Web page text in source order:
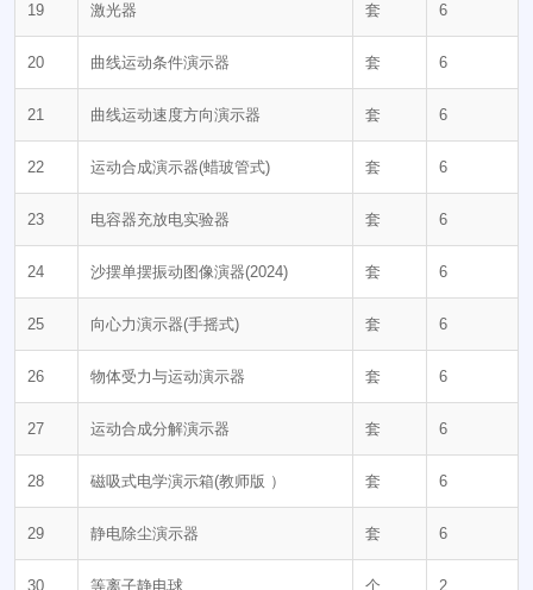
19 激光器 套 6
20 曲线运动条件演示器 套 6
21 曲线运动速度方向演示器 套 6
22 运动合成演示器(蜡玻管式) 套 6
23 电容器充放电实验器 套 6
24 沙摆单摆振动图像演器(2024) 套 6
25 向心力演示器(手摇式) 套 6
26 物体受力与运动演示器 套 6
27 运动合成分解演示器 套 6
28 磁吸式电学演示箱(教师版 ） 套 6
29 静电除尘演示器 套 6
30 等离子静电球 个 2